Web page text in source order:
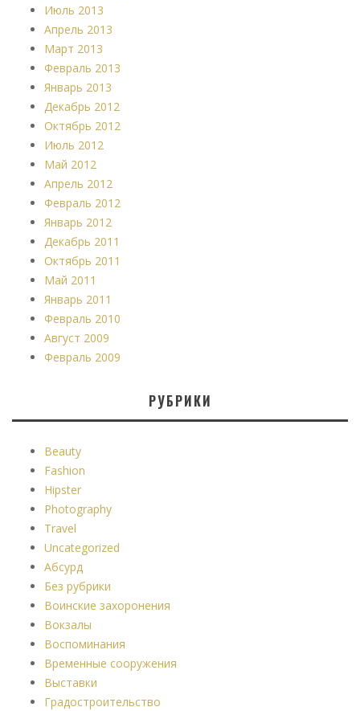
Июль 2013
Апрель 2013
Март 2013
Февраль 2013
Январь 2013
Декабрь 2012
Октябрь 2012
Июль 2012
Май 2012
Апрель 2012
Февраль 2012
Январь 2012
Декабрь 2011
Октябрь 2011
Май 2011
Январь 2011
Февраль 2010
Август 2009
Февраль 2009
РУБРИКИ
Beauty
Fashion
Hipster
Photography
Travel
Uncategorized
Абсурд
Без рубрики
Воинские захоронения
Вокзалы
Воспоминания
Временные сооружения
Выставки
Градостроительство